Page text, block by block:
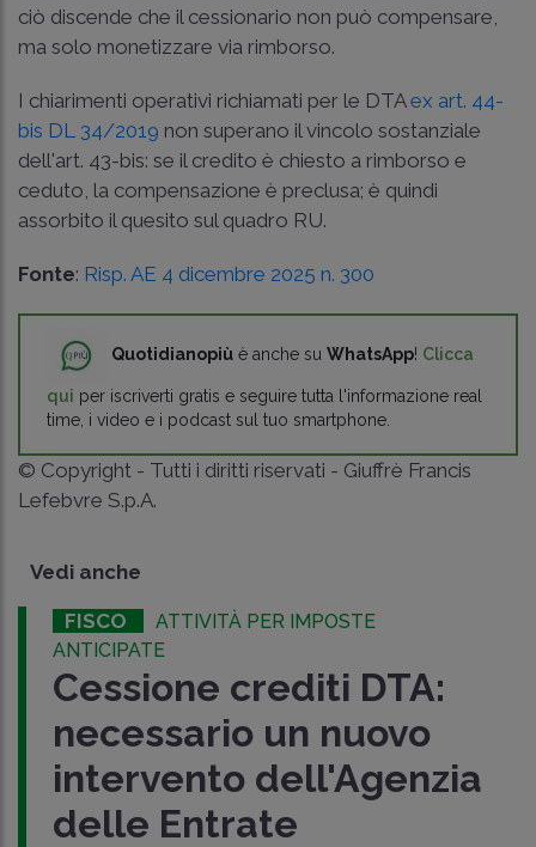
ciò discende che il cessionario non può compensare,
ma solo monetizzare via rimborso.
I chiarimenti operativi richiamati per le DTAex art. 44-
bis DL 34/2019 non superano il vincolo sostanziale
dell'art. 43-bis: se il credito è chiesto a rimborso e
ceduto, la compensazione è preclusa; è quindi
assorbito il quesito sul quadro RU.
Fonte: Risp. AE 4 dicembre 2025 n. 300
Quotidianopiù è anche su WhatsApp! Clicca
qui per iscriverti gratis e seguire tutta l'informazione real
time, i video e i podcast sul tuo smartphone.
© Copyright - Tutti i diritti riservati - Giuffrè Francis
Lefebvre S.p.A.
Vedi anche
FISCO
ATTIVITÀ PER IMPOSTE
ANTICIPATE
Cessione crediti DTA:
necessario un nuovo
intervento dell'Agenzia
delle Entrate